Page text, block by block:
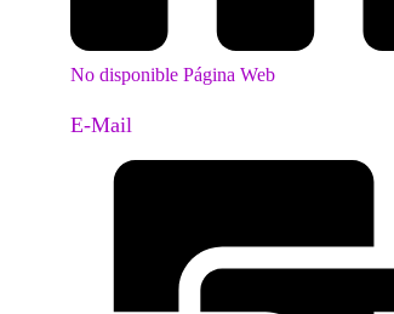
No disponible Página Web
E-Mail